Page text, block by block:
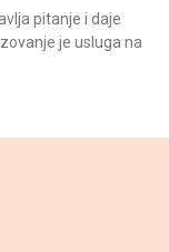
pitanje i daje
je usluga na